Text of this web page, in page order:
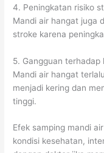
4. Peningkatan risiko
Mandi air hangat juga
stroke karena
5. Gangguan terhadap
Mandi air hangat
menjadi kering dan
tinggi.
Efek samping mandi
kondisi kesehatan,